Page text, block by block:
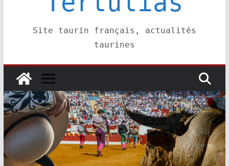
Escalafón 2026 – matadors de toros-
Site taurin français, actualités
taurines